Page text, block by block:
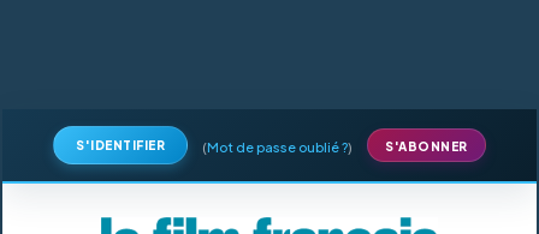
S'IDENTIFIER (Mot de passe oublié ?) S'ABONNER